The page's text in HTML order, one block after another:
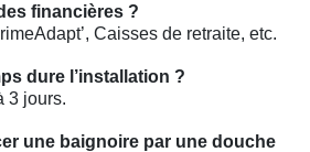
financières ?
Caisses de retraite, etc.
dure l’installation ?
3 jours.
une baignoire par une douche